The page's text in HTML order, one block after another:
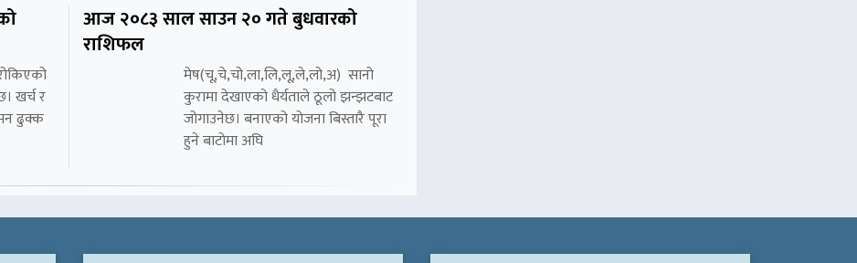
खर्च र
ढुक्क
आज २०८३ साल साउन २० गते बुधवारको
राशिफल
मेष(चू,चे,चो,ला,लि,लू,ले,लो,अ) सानो
कुरामा देखाएको धैर्यताले ठूलो झन्झटबाट
जोगाउनेछ। बनाएको योजना बिस्तारै पूरा
हुने बाटोमा अघि